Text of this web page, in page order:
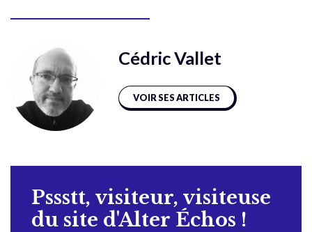
Cédric Vallet
VOIR SES ARTICLES
Pssstt, visiteur, visiteuse
du site d'Alter Échos !